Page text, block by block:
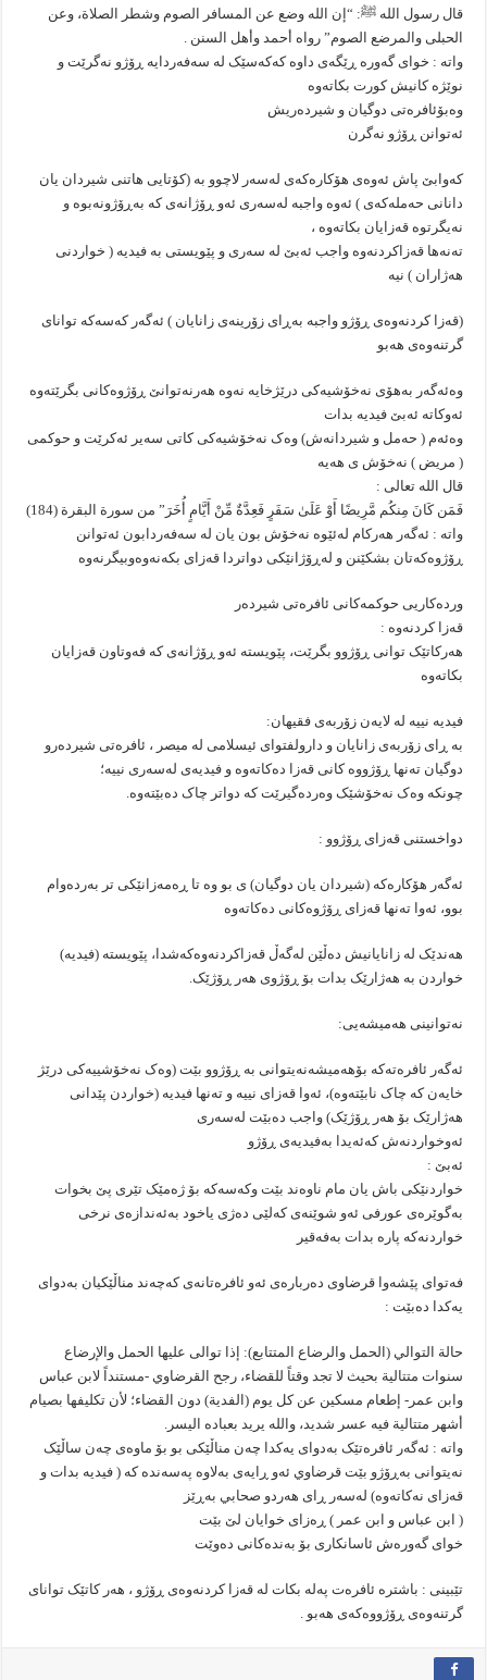
قال رسول الله ﷺ: “إن الله وضع عن المسافر الصوم وشطر الصلاة، وعن
الحبلى والمرضع الصوم” رواه أحمد وأهل السنن .
واتە : خوای گەورە ڕێگەی داوە کەکەسێک لە سەفەردایە ڕۆژو نەگرێت و
نوێژە کانیش کورت بکاتەوە
وەبۆئافرەتی دوگیان و شیردەریش
ئەتوانن ڕۆژو نەگرن
کەوابێ پاش ئەوەی هۆکارەکەی لەسەر لاچوو بە (کۆتایی هاتنی شیردان یان
دانانی حەملەکەی ) ئەوە واجبە لەسەری ئەو ڕۆژانەی کە بەڕۆژونەبوە و
نەیگرتوە قەزایان بکاتەوە ،
تەنەها قەزاکردنەوە واجب ئەبێ لە سەری و پێویستی بە فیدیە ( خواردنی
هەژاران ) نیە
(قەزا کردنەوەی ڕۆژو واجبە بەڕای زۆرینەی زانایان ) ئەگەر کەسەکە توانای
گرتنەوەی هەبو
وەئەگەر بەهۆی نەخۆشیەکی درێژخایە نەوە هەرنەتوانێ ڕۆژوەکانی بگرێتەوە
ئەوکاتە ئەبێ فیدیە بدات
وەئەم ( حەمل و شیردانەش) وەک نەخۆشیەکی کاتی سەیر ئەکرێت و حوکمی
( مريض ) نەخۆش ی هەیە
قال اللە تعالی :
فَمَن كَانَ مِنكُم مَّرِيضًا أَوْ عَلَىٰ سَفَرٍ فَعِدَّةٌ مِّنْ أَيَّامٍ أُخَرَ” من سورة البقرة (184)
واتە : ئەگەر هەرکام لەئێوە نەخۆش بون یان لە سەفەردابون ئەتوانن
ڕۆژوەکەتان بشکێنن و لەڕۆژانێکی دواتردا قەزای بکەنەوەوبیگرنەوە
وردەکاریی حوکمەکانی ئافرەتی شیردەر
قەزا کردنەوە :
هەرکاتێک توانی ڕۆژوو بگرێت، پێویستە ئەو ڕۆژانەی کە فەوتاون قەزایان
بکاتەوە
فیدیە نییە لە لایەن زۆربەی فقیهان:
بە ڕای زۆربەی زانايان و دارولفتوای ئیسلامی لە ميصر ، ئافرەتی شیردەرو
دوگیان تەنها ڕۆژووە کانی قەزا دەکاتەوە و فیدیەی لەسەری نییە؛
چونکە وەک نەخۆشێک وەردەگیرێت کە دواتر چاک دەبێتەوە.
دواخستنی قەزای ڕۆژوو :
ئەگەر هۆکارەکە (شیردان یان دوگیان) ی بو وە تا ڕەمەزانێکی تر بەردەوام
بوو، ئەوا تەنها قەزای ڕۆژوەکانی دەکاتەوە
هەندێک لە زانایانیش دەڵێن لەگەڵ قەزاکردنەوەکەشدا، پێویستە (فیدیە)
خواردن بە هەژارێک بدات بۆ ڕۆژوی هەر ڕۆژێک.
نەتوانینی هەمیشەیی:
ئەگەر ئافرەتەکە بۆهەمیشەنەیتوانی بە ڕۆژوو بێت (وەک نەخۆشییەکی درێژ
خایەن کە چاک نابێتەوە)، ئەوا قەزای نییە و تەنها فیدیە (خواردن پێدانی
هەژارێک بۆ هەر ڕۆژێک) واجب دەبێت لەسەری
ئەوخواردنەش کەئەیدا بەفیدیەی ڕۆژو
ئەبێ :
خواردنێکی باش یان مام ناوەند بێت وکەسەکە بۆ ژەمێک تێری پێ بخوات
بەگوێرەی عورفی ئەو شوێنەی کەلێی دەژی ياخود بەئەندازەی نرخی
خواردنەکە پارە بدات بەفەقیر
فەتوای پێشەوا قرضاوى دەربارەی ئەو ئافرەتانەی کەچەند مناڵێکیان بەدوای
یەکدا دەبێت :
حالة التوالي (الحمل والرضاع المتتابع): إذا توالى عليها الحمل والإرضاع
سنوات متتالية بحيث لا تجد وقتاً للقضاء، رجح القرضاوي -مستنداً لابن عباس
وابن عمر- إطعام مسكين عن كل يوم (الفدية) دون القضاء؛ لأن تكليفها بصيام
أشهر متتالية فيه عسر شديد، والله يريد بعباده اليسر.
واتە : ئەگەر ئافرەتێک بەدوای یەکدا چەن مناڵێکی بو بۆ ماوەی چەن ساڵێک
نەیتوانی بەڕۆژو بێت قرضاوي ئەو ڕایەی بەلاوە پەسەندە کە ( فیدیە بدات و
قەزای نەکاتەوە) لەسەر ڕای هەردو صحابي بەڕێز
( ابن عباس و ابن عمر ) ڕەزای خوایان لێ بێت
خوای گەورەش ئاسانکاری بۆ بەندەکانی دەوێت
تێبینی : باشترە ئافرەت پەلە بکات لە قەزا کردنەوەی ڕۆژو ، هەر کاتێک توانای
گرتنەوەی ڕۆژووەکەی هەبو .